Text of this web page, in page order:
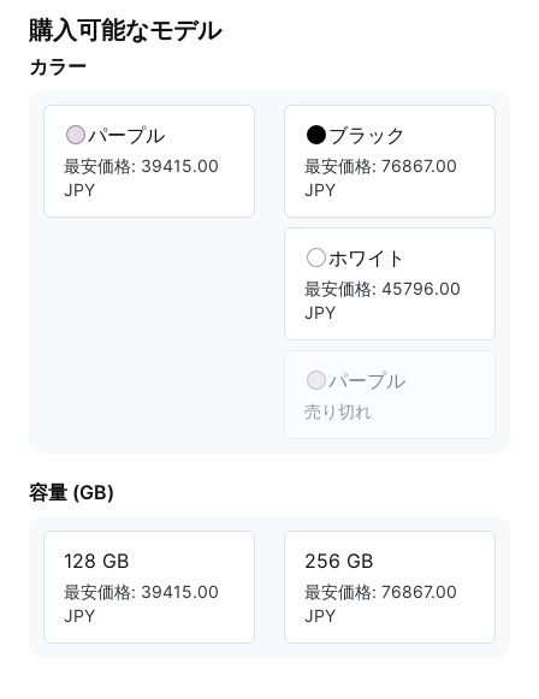
購入可能なモデル
カラー
パープル
最安価格: 39415.00
JPY
ブラック
最安価格: 76867.00
JPY
ホワイト
最安価格: 45796.00
JPY
パープル
売り切れ
容量 (GB)
128 GB
最安価格: 39415.00
JPY
256 GB
最安価格: 76867.00
JPY